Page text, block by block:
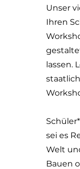
Unser
Ihren
lassen.
sei es
Welt
Bauen